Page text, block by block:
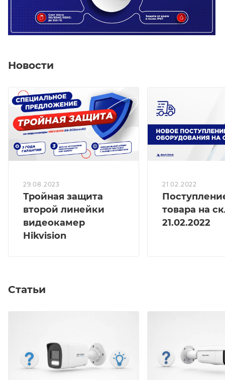
Новости
29.08.2023
Тройная защита
второй линейки
видеокамер
Hikvision
21.02.2022
товара на
21.02.2022
Статьи